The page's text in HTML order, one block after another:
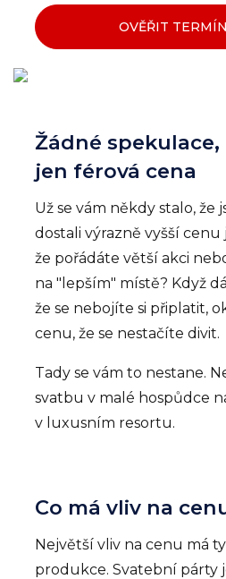
OVĚŘIT
Žádné spekulace,
jen férová cena
Už se vám někdy stalo, že
dostali výrazně vyšší cenu
že pořádáte větší akci
na "lepším" místě? Když
že se nebojíte si připlatit,
cenu, že se nestačíte divit.
Tady se vám to nestane.
svatbu v malé hospůdce
v luxusním resortu.
Co má vliv na
Největší vliv na cenu má
produkce. Svatební párty